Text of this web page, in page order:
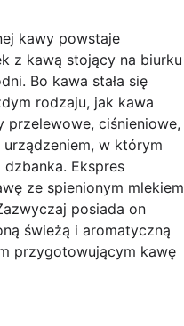
kawy powstaje
z kawą stojący na biurku
Bo kawa stała się
rodzaju, jak kawa
przelewowe, ciśnieniowe,
w którym
Ekspres
ze spienionym mlekiem
posiada on
świeżą i aromatyczną
przygotowującym kawę